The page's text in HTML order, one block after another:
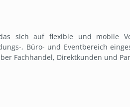
sich auf flexible und mobile
, Büro- und Eventbereich
Fachhandel, Direktkunden und